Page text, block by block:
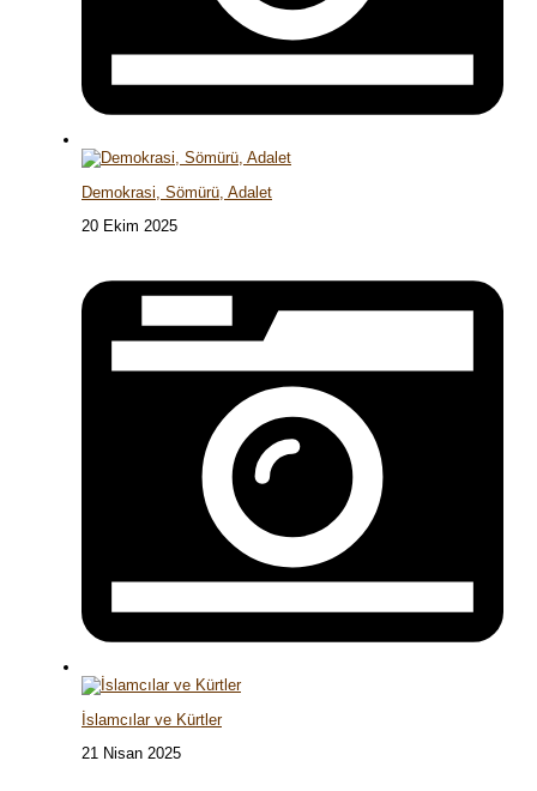
Demokrasi, Sömürü, Adalet
20 Ekim 2025
İslamcılar ve Kürtler
21 Nisan 2025